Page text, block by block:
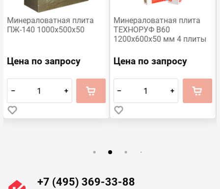
Минераловатная плита
ПЖ-140 1000х500х50
Цена по запросу
– +
Минераловатная плита
ТЕХНОРУФ В60
1200х600х50 мм 4 плиты
Цена по запросу
– +
+7 (495) 369-33-88